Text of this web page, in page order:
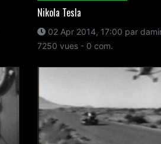
Nikola Tesla
02 Apr 2014, 17:00 par
7250 vues - 0 com.